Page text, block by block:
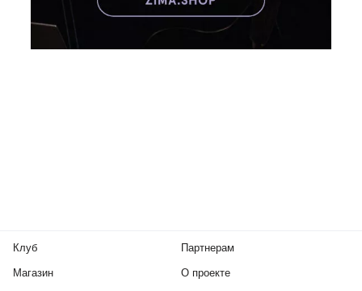
Клуб
Магазин
Партнерам
О проекте